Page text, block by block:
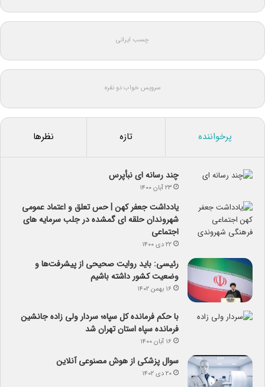
چسب ایرانی
سرویس خواب دو نفره
پرخواننده تازه نظرها
چند رسانه ای نبأپرس
۲۳ آبان ۱۴۰۰
یادداشت جعفر کهن | حس تعلق و اعتماد عمومی
شهروندان حلقه ای گمشده در جلب سرمایه های
اجتماعی
۲۲ دی ۱۴۰۰
رئیسی: باید روایت صحیحی از پیشرفت‌ها و
وضعیت کشور داشته باشیم
۱۶ بهمن ۱۴۰۲
با حکم فرمانده کل سپاه؛ سردار ولی زاده جانشین
فرمانده سپاه استان تهران شد
۱۶ آبان ۱۴۰۰
سوال پزشکی از هوش مصنوعی آنلاین
۲۰ دی ۱۴۰۲